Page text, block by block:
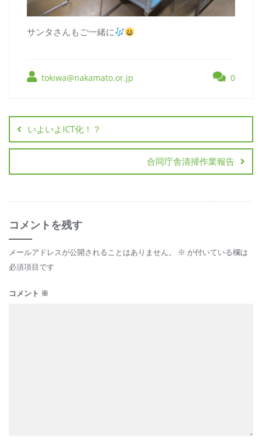
サンタさんもご一緒に
tokiwa@nakamato.or.jp 0
いよいよICT化！？
合同庁舎清掃作業報告
コメントを残す
メールアドレスが公開されることはありません。 ※ が付いている欄は
必須項目です
コメント ※